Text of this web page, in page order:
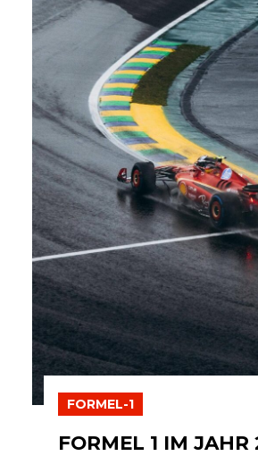
FORMEL-1
FORMEL 1 IM JAHR